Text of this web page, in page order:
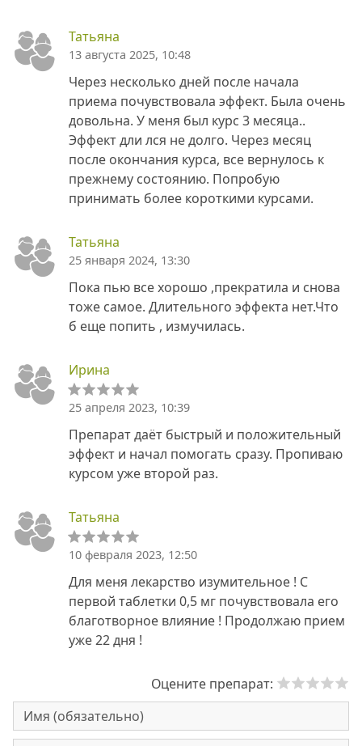
Татьяна
13 августа 2025, 10:48
Через несколько дней после начала
приема почувствовала эффект. Была очень
довольна. У меня был курс 3 месяца..
Эффект дли лся не долго. Через месяц
после окончания курса, все вернулось к
прежнему состоянию. Попробую
принимать более короткими курсами.
Татьяна
25 января 2024, 13:30
Пока пью все хорошо ,прекратила и снова
тоже самое. Длительного эффекта нет.Что
б еще попить , измучилась.
Ирина
25 апреля 2023, 10:39
Препарат даёт быстрый и положительный
эффект и начал помогать сразу. Пропиваю
курсом уже второй раз.
Татьяна
10 февраля 2023, 12:50
Для меня лекарство изумительное ! С
первой таблетки 0,5 мг почувствовала его
благотворное влияние ! Продолжаю прием
уже 22 дня !
Оцените препарат: